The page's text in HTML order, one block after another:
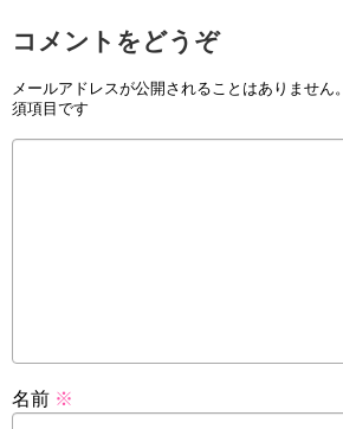
コメントをどうぞ
メールアドレスが公開されることはありません。
須項目です
名前 ※